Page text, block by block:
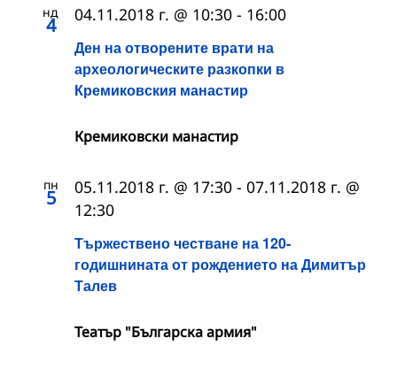
нд
4
Ден на отворените врати на
археологическите разкопки в
Кремиковския манастир
04.11.2018 г. @ 10:30 - 16:00
Кремиковски манастир
пн
5
Тържествено честване на 120-
годишнината от рождението на Димитър
Талев
05.11.2018 г. @ 17:30 - 07.11.2018 г. @
12:30
Театър "Българска армия"